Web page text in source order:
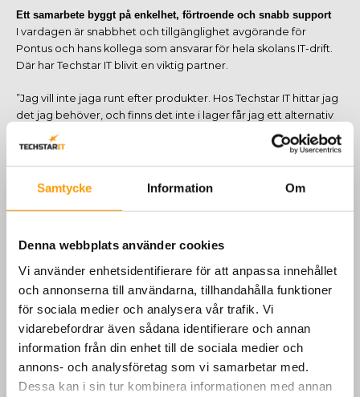
Samtycke Information Om
Denna webbplats använder cookies
Vi använder enhetsidentifierare för att anpassa innehållet
och annonserna till användarna, tillhandahålla funktioner
för sociala medier och analysera vår trafik. Vi
vidarebefordrar även sådana identifierare och annan
information från din enhet till de sociala medier och
annons- och analysföretag som vi samarbetar med.
Dessa kan i sin tur kombinera informationen med annan
Ett samarbete byggt på enkelhet, förtroende och snabb support
I vardagen är snabbhet och tillgänglighet avgörande för
Pontus och hans kollega som ansvarar för hela skolans IT-drift.
Där har Techstar IT blivit en viktig partner.
”Jag vill inte jaga runt efter produkter. Hos Techstar IT hittar jag
det jag behöver, och finns det inte i lager får jag ett alternativ
direkt. Det sparar otroligt mycket tid.” uttrycker Pontus.
Göteborgs Tekniska College står dessutom inför renovering av
flera datorsalar de kommande åren. Att kunna förlita sig på att
Techstar IT finns där och stöttar med både inköp och kunskap
är en stor fördel.
Pontus sammanfattar skolans syn på framtiden i samarbetet:
Jag ser att vi långsiktigt kommer fortsätta jobba med Techstar IT.